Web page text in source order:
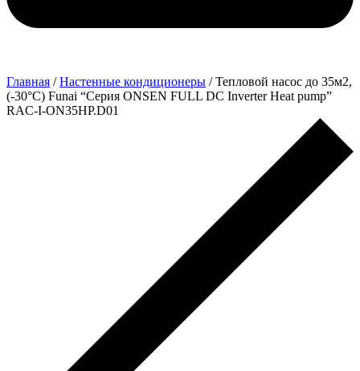
Главная /Настенные кондиционеры / Тепловой насос до 35м2,
(-30°C) Funai “Серия ONSEN FULL DC Inverter Heat pump”
RAC-I-ON35HP.D01